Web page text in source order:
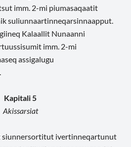
imm. 2-mi piumasaqaatit
suliunnaartinneqarsinnaapput.
Kalaallit Nunaanni
imm. 2-mi
assigalugu
Kapitali 5
Akissarsiat
siunnersortitut ivertinneqartunut